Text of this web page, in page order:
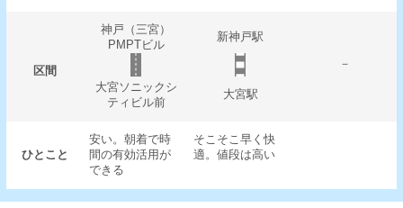
区間
神戸（三宮）
PMPTビル
新神戸駅
－
大宮ソニックシ
ティビル前
大宮駅
ひとこと
安い。朝着で時
間の有効活用が
できる
そこそこ早く快
適。値段は高い